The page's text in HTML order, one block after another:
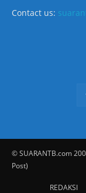
Contact us:
© SUARANTB.com
Post)
REDAKSI